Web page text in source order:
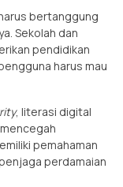
bertanggung
Sekolah dan
pendidikan
harus mau
, literasi digital
pemahaman
perdamaian